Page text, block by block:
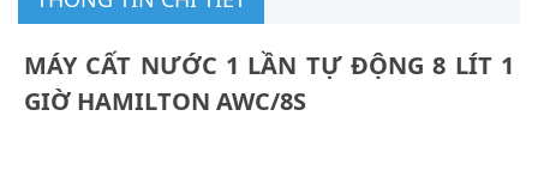
MÁY CẤT NƯỚC 1 LẦN TỰ ĐỘNG 8 LÍT 1
GIỜ HAMILTON AWC/8S